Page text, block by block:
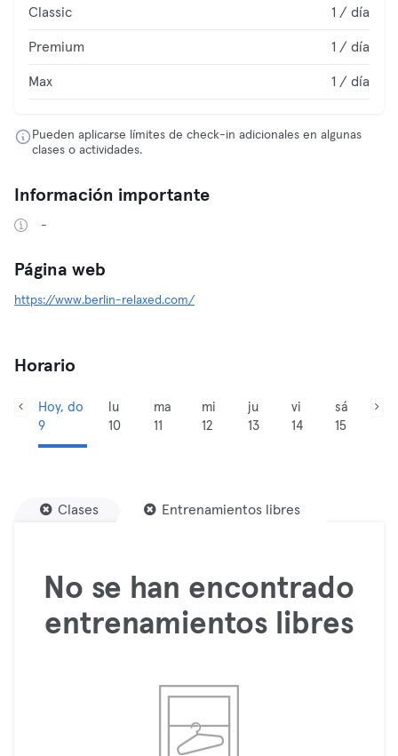
Classic 1 / día
Premium 1 / día
Max 1 / día
Pueden aplicarse límites de check-in adicionales en algunas
clases o actividades.
Información importante
-
Página web
https://www.berlin-relaxed.com/
Horario
Hoy, do
9
lu
10
ma
11
mi
12
ju
13
vi
14
sá
15
Clases Entrenamientos libres
No se han encontrado
entrenamientos libres